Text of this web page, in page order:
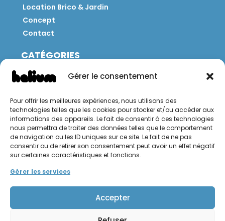
Gérer le consentement
Pour offrir les meilleures expériences, nous utilisons des
technologies telles que les cookies pour stocker et/ou accéder aux
informations des appareils. Le fait de consentir à ces technologies
nous permettra de traiter des données telles que le comportement
de navigation ou les ID uniques sur ce site. Le fait de ne pas
consentir ou de retirer son consentement peut avoir un effet négatif
sur certaines caractéristiques et fonctions.
Gérer les services
Accepter
Location Brico & Jardin
Concept
Contact
CATÉGORIES
Mobilier
Brico
Jardin
CONTACT